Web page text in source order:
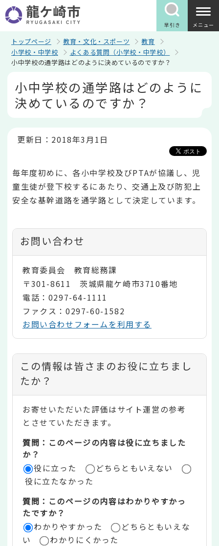
の
ペ
早引き メニュー
トップページ 教育・文化・スポーツ
教育
小学校・中学校
よくある質問（小学校・中学校）
小中学校の通学路はどのように決めているのですか？
小中学校の通学路はどのように
決めているのですか？
更新日：2018年3月1日
毎年度初めに、各小中学校及びPTAが協議し、児
童生徒が登下校するにあたり、交通上及び防犯上
安全な基幹道路を通学路として決定しています。
お問い合わせ
教育委員会 教育総務課
〒301-8611 茨城県龍ケ崎市3710番地
電話：0297-64-1111
ファクス：0297-60-1582
お問い合わせフォームを利用する
コ
ン
テ
ン
ツ
評
価
リ
ア
この情報は皆さまのお役に立ちまし
たか？
お寄せいただいた評価はサイト運営の参考
とさせていただきます。
質問：このページの内容は役に立ちました
か？
役に立った
どちらともいえない
役に立たなかった
質問：このページの内容はわかりやすかっ
たですか？
わかりやすかった
どちらともいえな
い
わかりにくかった